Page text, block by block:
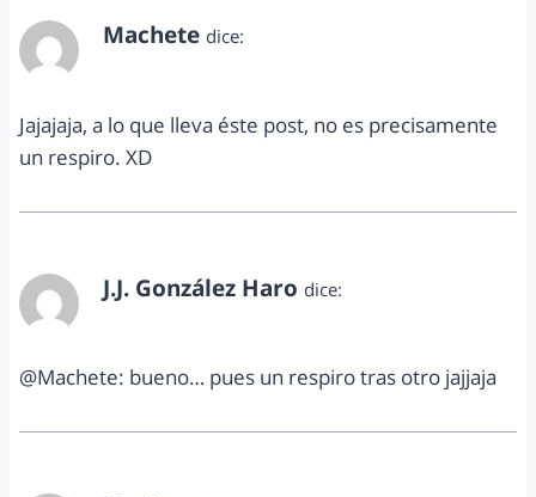
Machete dice:
Jajajaja, a lo que lleva éste post, no es precisamente
un respiro. XD
J.J. González Haro dice:
@Machete: bueno… pues un respiro tras otro jajjaja